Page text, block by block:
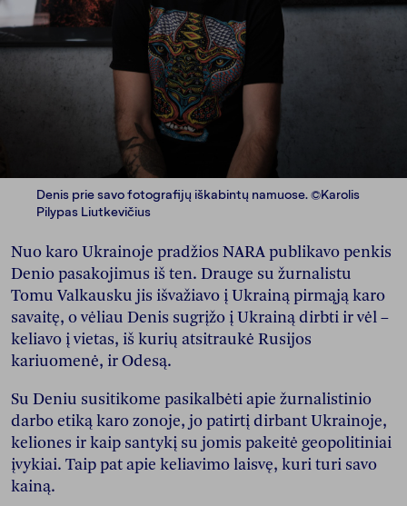
Denis prie savo fotografijų iškabintų namuose. ©Karolis
Pilypas Liutkevičius
Nuo karo Ukrainoje pradžios NARA publikavo penkis
Denio pasakojimus iš ten. Drauge su žurnalistu
Tomu Valkausku jis išvažiavo į Ukrainą pirmąją karo
savaitę, o vėliau Denis sugrįžo į Ukrainą dirbti ir vėl –
keliavo į vietas, iš kurių atsitraukė Rusijos
kariuomenė, ir Odesą.
Su Deniu susitikome pasikalbėti apie žurnalistinio
darbo etiką karo zonoje, jo patirtį dirbant Ukrainoje,
keliones ir kaip santykį su jomis pakeitė geopolitiniai
įvykiai. Taip pat apie keliavimo laisvę, kuri turi savo
kainą.